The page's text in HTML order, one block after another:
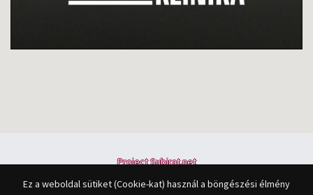
Ez a weboldal sütiket (Cookie-kat) használ a böngészési élmény
Project Subirat.net
A feliratok összes joga a felirat fordítójáé.